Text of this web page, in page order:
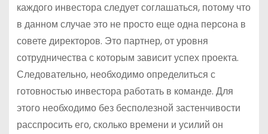
каждого инвестора следует соглашаться, потому что
в данном случае это не просто еще одна персона в
совете директоров. Это партнер, от уровня
сотрудничества с которым зависит успех проекта.
Следовательно, необходимо определиться с
готовностью инвестора работать в команде. Для
этого необходимо без бесполезной застенчивости
расспросить его, сколько времени и усилий он